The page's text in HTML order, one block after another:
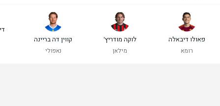
פאולו דיבאלה
רומא
לוקה מודריץ'
מילאן
קווין דה בריינה
נאפולי